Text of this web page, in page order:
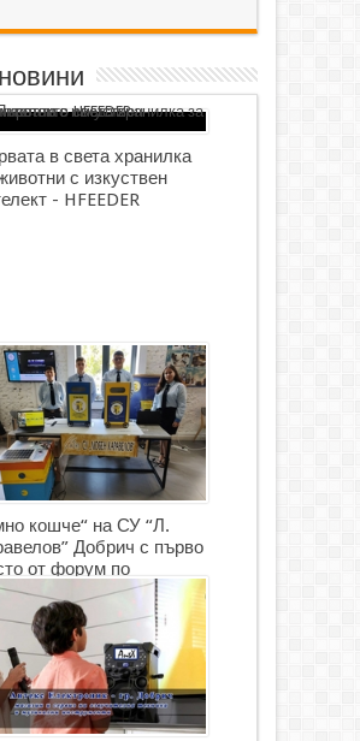
в света хранилка
с изкуствен
- HFEEDER
кошче“ на СУ “Л.
Добрич с първо
от форум по